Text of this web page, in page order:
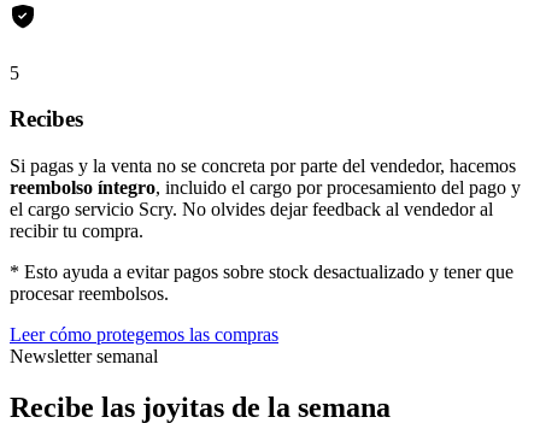
5
Recibes
Si pagas y la venta no se concreta por parte del vendedor, hacemos
reembolso íntegro, incluido el cargo por procesamiento del pago y
el cargo servicio Scry. No olvides dejar feedback al vendedor al
recibir tu compra.
* Esto ayuda a evitar pagos sobre stock desactualizado y tener que
procesar reembolsos.
Leer cómo protegemos las compras
Newsletter semanal
Recibe las joyitas de la semana